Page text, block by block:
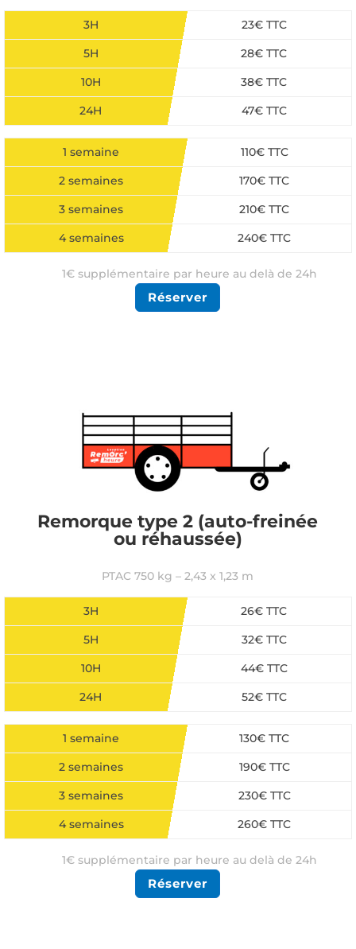
3H
23€ TTC
5H
28€ TTC
10H
38€ TTC
24H
47€ TTC
1 semaine
110€ TTC
2 semaines
170€ TTC
3 semaines
210€ TTC
4 semaines
240€ TTC
1€ supplémentaire par heure au delà de 24h
Réserver
Remorque type 2 (auto-freinée
ou réhaussée)
PTAC 750 kg – 2,43 x 1,23 m
3H
26€ TTC
5H
32€ TTC
10H
44€ TTC
24H
52€ TTC
1 semaine
130€ TTC
2 semaines
190€ TTC
3 semaines
230€ TTC
4 semaines
260€ TTC
1€ supplémentaire par heure au delà de 24h
Réserver